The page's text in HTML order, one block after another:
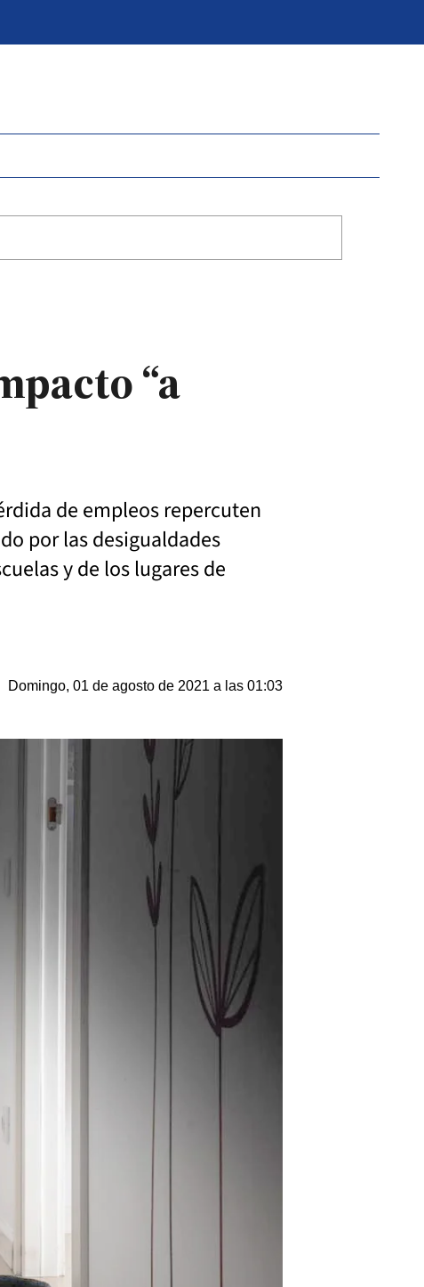
“a
de empleos repercuten
por las desigualdades
y de los lugares de
Domingo, 01 de agosto de 2021 a las 01:03